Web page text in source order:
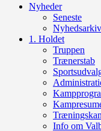
Nyheder
Seneste
Nyhedsarkiv
1. Holdet
Truppen
Trænerstab
Info om